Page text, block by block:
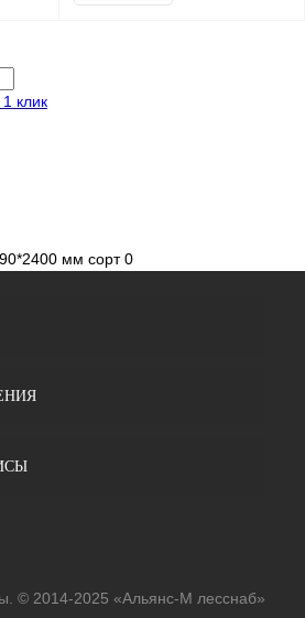
клик
мм сорт 0
© 2014-2025 «Альянс-М лесснаб»